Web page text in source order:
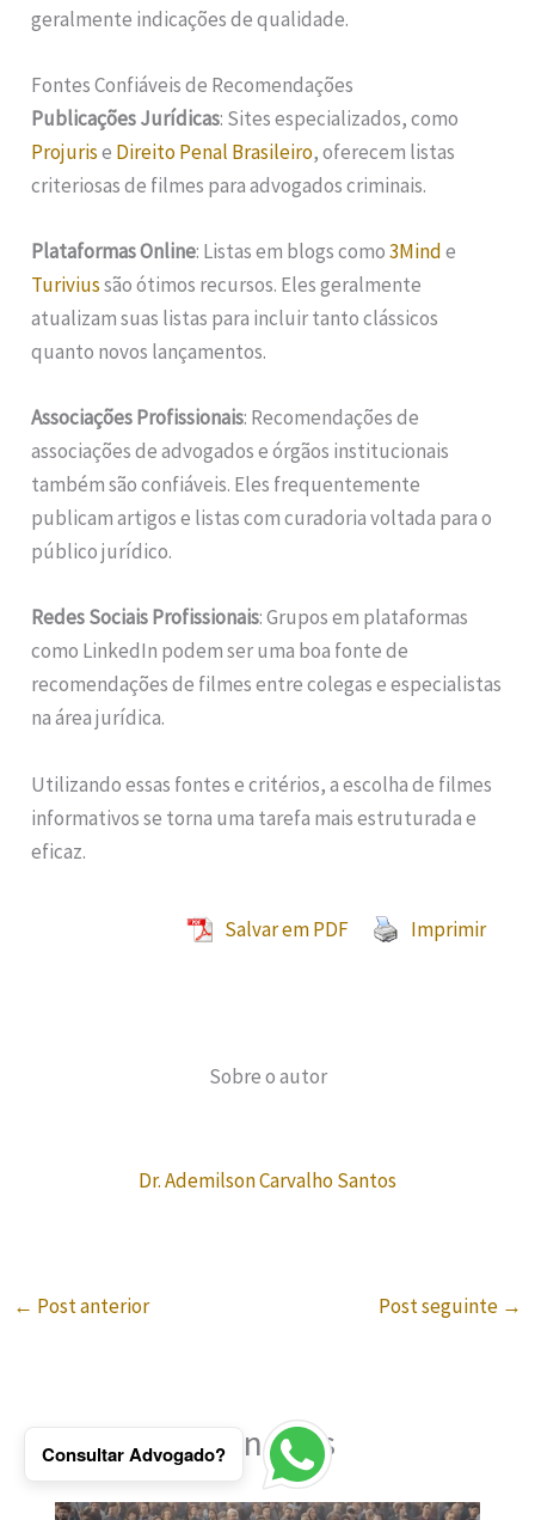
geralmente indicações de qualidade.
Fontes Confiáveis de Recomendações
Publicações Jurídicas: Sites especializados, como
Projurise Direito Penal Brasileiro, oferecem listas
criteriosas de filmes para advogados criminais.
Plataformas Online: Listas em blogs como3Minde
Turiviussão ótimos recursos. Eles geralmente
atualizam suas listas para incluir tanto clássicos
quanto novos lançamentos.
Associações Profissionais: Recomendações de
associações de advogados e órgãos institucionais
também são confiáveis. Eles frequentemente
publicam artigos e listas com curadoria voltada para o
público jurídico.
Redes Sociais Profissionais: Grupos em plataformas
como LinkedIn podem ser uma boa fonte de
recomendações de filmes entre colegas e especialistas
na área jurídica.
Utilizando essas fontes e critérios, a escolha de filmes
informativos se torna uma tarefa mais estruturada e
eficaz.
Salvar em PDF Imprimir
Sobre o autor
Dr. Ademilson Carvalho Santos
← Post anterior Post seguinte →
Posts relacionados
Consultar Advogado?